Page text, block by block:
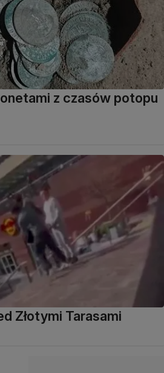
z czasów potopu
Złotymi Tarasami